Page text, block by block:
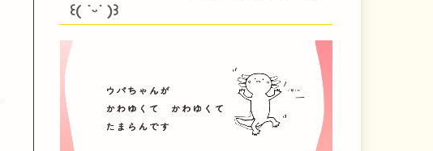
꒰( ˙ᵕ‎˙ )꒱